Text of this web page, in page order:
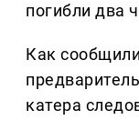
погибли два
Как
катера